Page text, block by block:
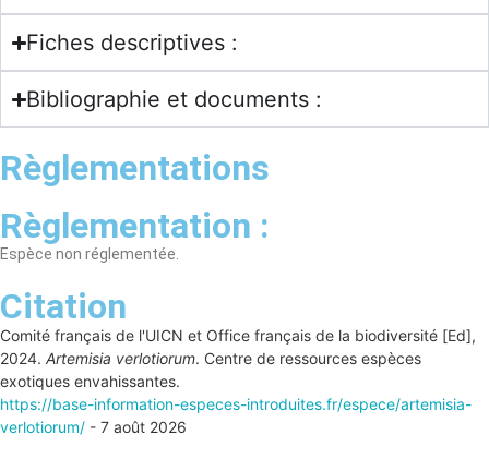
Fiches descriptives :
Bibliographie et documents :
Règlementations
Règlementation :
Espèce non réglementée.
Citation
Comité français de l'UICN et Office français de la biodiversité [Ed],
2024. Artemisia verlotiorum. Centre de ressources espèces
exotiques envahissantes.
https://base-information-especes-introduites.fr/espece/artemisia-
verlotiorum/ - 7 août 2026